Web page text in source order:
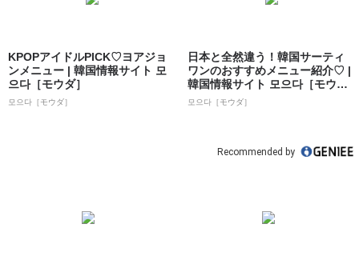
KPOPアイドルPICK♡ヨアジョ
ンメニュー | 韓国情報サイト 모
으다［モウダ］
모으다［モウダ］
日本と全然違う！韓国サーティ
ワンのおすすめメニュー紹介♡ |
韓国情報サイト 모으다［モウ
ダ］
모으다［モウダ］
Recommended by